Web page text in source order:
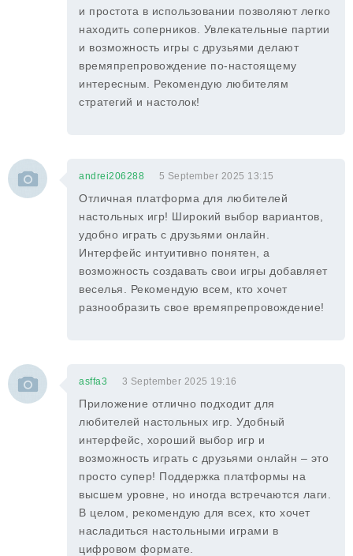
и простота в использовании позволяют легко
находить соперников. Увлекательные партии
и возможность игры с друзьями делают
времяпрепровождение по-настоящему
интересным. Рекомендую любителям
стратегий и настолок!
andrei206288 5 September 2025 13:15
Отличная платформа для любителей
настольных игр! Широкий выбор вариантов,
удобно играть с друзьями онлайн.
Интерфейс интуитивно понятен, а
возможность создавать свои игры добавляет
веселья. Рекомендую всем, кто хочет
разнообразить свое времяпрепровождение!
asffa3 3 September 2025 19:16
Приложение отлично подходит для
любителей настольных игр. Удобный
интерфейс, хороший выбор игр и
возможность играть с друзьями онлайн – это
просто супер! Поддержка платформы на
высшем уровне, но иногда встречаются лаги.
В целом, рекомендую для всех, кто хочет
насладиться настольными играми в
цифровом формате.